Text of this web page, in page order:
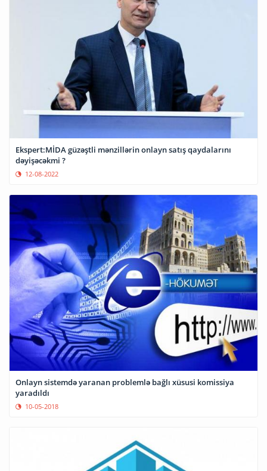
Ekspert:MİDA güzəştli mənzillərin onlayn satış qaydalarını
dəyişəcəkmi ?
12-08-2022
Onlayn sistemdə yaranan problemlə bağlı xüsusi komissiya
yaradıldı
10-05-2018